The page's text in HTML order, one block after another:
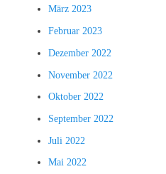
März 2023
Februar 2023
Dezember 2022
November 2022
Oktober 2022
September 2022
Juli 2022
Mai 2022